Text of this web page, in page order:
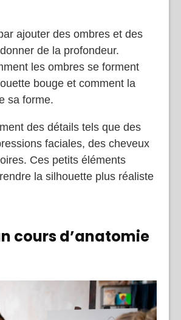
ajouter des ombres et des
de la profondeur.
les ombres se forment
bouge et comment la
sa forme.
des détails tels que des
faciales, des cheveux
Ces petits éléments
la silhouette plus réaliste
cours d’anatomie